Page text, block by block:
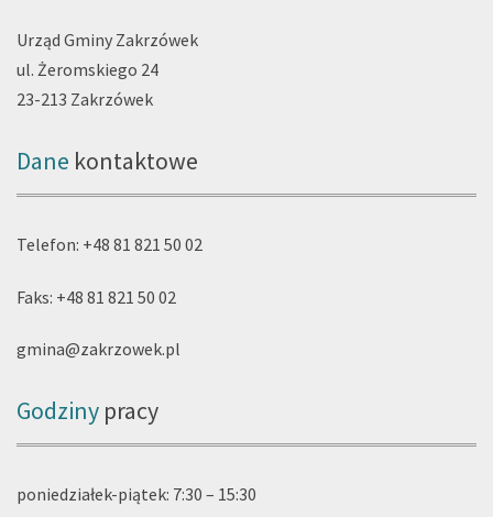
Urząd Gminy Zakrzówek
ul. Żeromskiego 24
23-213 Zakrzówek
Dane kontaktowe
Telefon: +48 81 821 50 02
Faks: +48 81 821 50 02
gmina@zakrzowek.pl
Godziny pracy
poniedziałek-piątek: 7:30 – 15:30